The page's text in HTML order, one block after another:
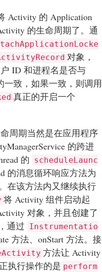
Activity 的 Application
的生命周期了。通
对象，
ID 和进程名是否与
一致，如果一致，则调用
真正的开启一个
周期当然是在应用程序
的跨进
的 scheduleLaunc
的消息循环响应方法为
在该方法内又继续执行
将 Activity 组件启动起
对象，并且创建了
通过 Instrumentatio
方法、onStart 方法。接
方法让 Activity
执行操作的是 perform